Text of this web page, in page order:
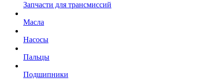
Запчасти для трансмиссий
Масла
Насосы
Пальцы
Подшипники